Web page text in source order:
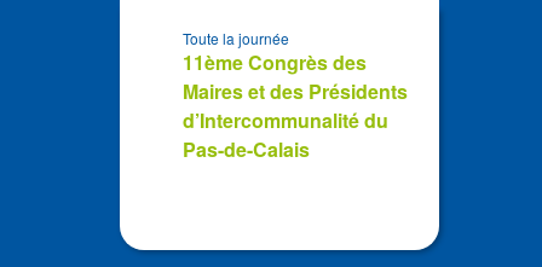
11ème Congrès des
Maires et des Présidents
d’Intercommunalité du
Pas-de-Calais
Toute la journée